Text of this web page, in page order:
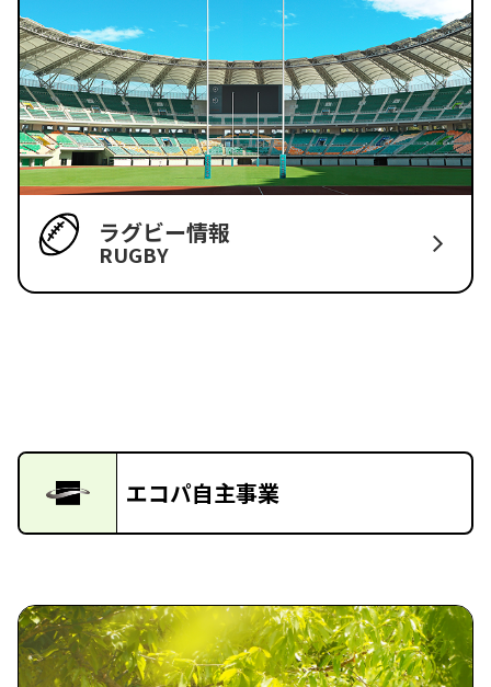
ラグビー情報
RUGBY
エコパ自主事業